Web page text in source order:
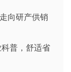
向研产供销
普，舒适省